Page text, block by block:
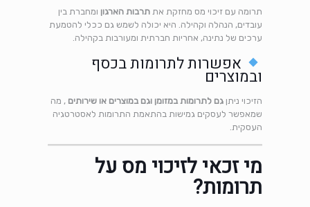
תרומה עם זיכוי מס מחזקת אתתרבות הארגון ומחברת בין
עובדים, הנהלה וקהילה. היא יכולה לשמש גם ככלי להטמעת
ערכים של נתינה, אחריות חברתית ומעורבות בקהילה.
אפשרות לתרומות בכסף
ובמוצרים
הזיכוי ניתןגם לתרומות במזומן וגם במוצרים או שירותים, מה
שמאפשר לעסקים גמישות בהתאמת התרומות לאסטרטגיה
העסקית.
מי זכאי לזיכוי מס על
תרומות?